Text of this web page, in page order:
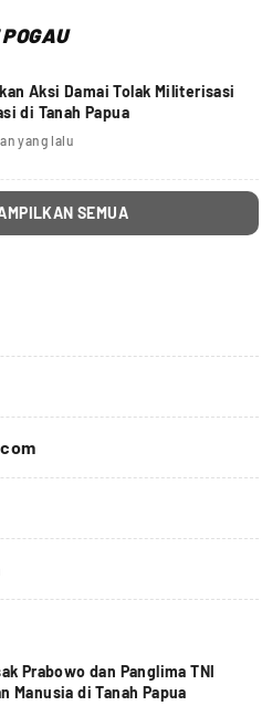
Aksi Damai Tolak Militerisasi
di Tanah Papua
yang lalu
SEMUA
Prabowo dan Panglima TNI
Manusia di Tanah Papua